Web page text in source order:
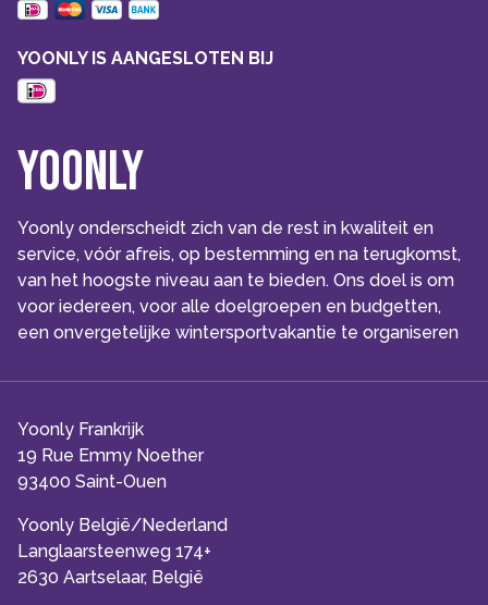
Yoonly
Yoonly onderscheidt zich van de rest in kwaliteit en
service, vóór afreis, op bestemming en na terugkomst,
van het hoogste niveau aan te bieden. Ons doel is om
voor iedereen, voor alle doelgroepen en budgetten,
een onvergetelijke wintersportvakantie te organiseren
Yoonly Frankrijk
19 Rue Emmy Noether
93400 Saint-Ouen
Yoonly België/Nederland
Langlaarsteenweg 174+
2630 Aartselaar, België
YOONLY IS AANGESLOTEN BIJ